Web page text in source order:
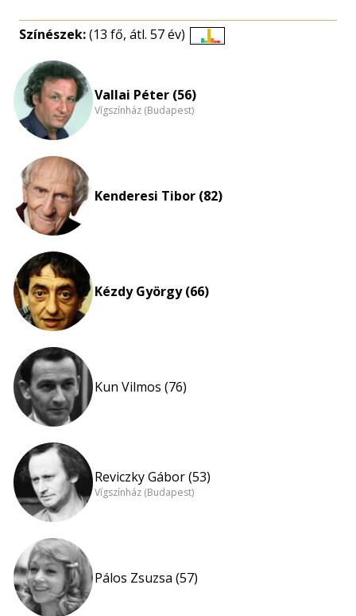
Színészek:(13 fő, átl. 57 év)
Vallai Péter (56)
Vígszínház (Budapest)
Kenderesi Tibor (82)
Kézdy György (66)
Kun Vilmos (76)
Reviczky Gábor (53)
Vígszínház (Budapest)
Pálos Zsuzsa (57)